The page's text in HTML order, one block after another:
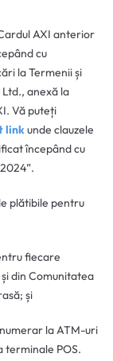
AXI anterior
cu
la Termenii și
anexă la
Vă puteți
linkunde clauzele
începând cu
plătibile pentru
fiecare
din Comunitatea
și
la ATM-uri
terminale POS.